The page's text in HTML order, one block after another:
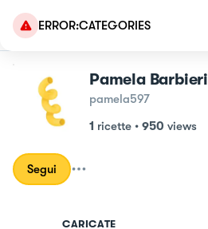
ERROR:CATEGORIES
Pamela Barbieri
pamela597
1 ricette • 950 views
Segui
CARICATE